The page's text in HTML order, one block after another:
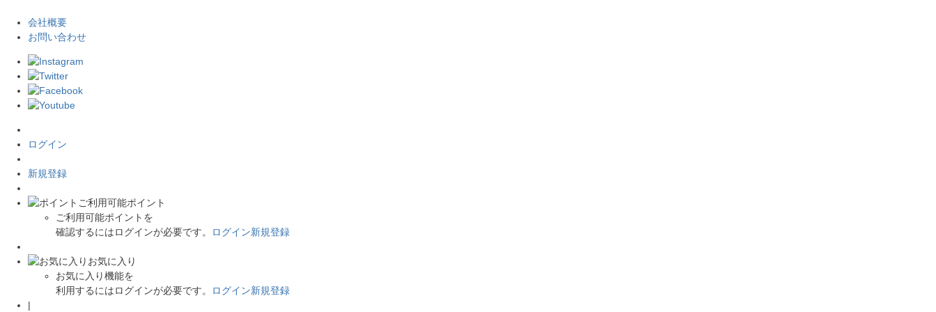
会社概要
お問い合わせ
ログイン
新規登録
ご利用可能ポイント
ご利用可能ポイントを
確認するにはログインが必要です。
ログイン新規登録
お気に入り
お気に入り機能を
利用するにはログインが必要です。
ログイン新規登録
|